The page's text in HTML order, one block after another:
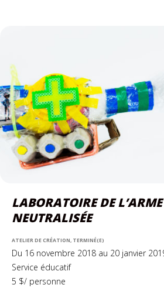
LABORATOIRE DE
NEUTRALISÉE
ATELIER DE CRÉATION, TERMINÉ(E)
Du 16 novembre 2018 au 20 janvier
Service éducatif
5 $/ personne